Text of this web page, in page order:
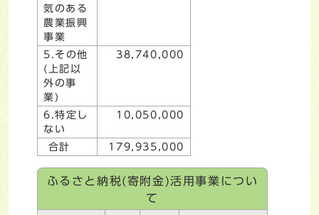
気のある
農業振興
事業
5.その他
(上記以
外の事
業)
38,740,000
6.特定し
ない
10,050,000
合計 179,935,000
ふるさと納税(寄附金)活用事業につい
て